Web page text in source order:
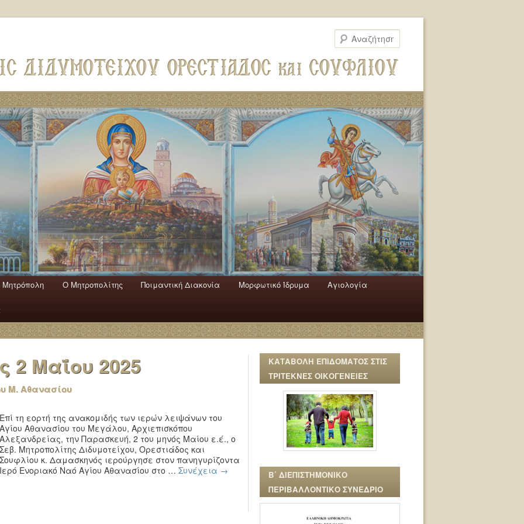
Mητρόπολη Ο Mητροπολίτης Ποιμαντική Διακονία Μορφωτικό Ίδρυμα Αγιολογία
2 Μαΐου 2025
Μ. Αθανασίου
Επί τη εορτή της ανακομιδής των ιερών λειψάνων του
Αγίου Αθανασίου του Μεγάλου, Αρχιεπισκόπου
Αλεξανδρείας, την Παρασκευή, 2 του μηνός Μαίου ε.έ., ο
Σεβ. Μητροπολίτης Διδυμοτείχου, Ορεστιάδος και
Σουφλίου κ. Δαμασκηνός ιερούργησε στον πανηγυρίζοντα
Ιερό Ενοριακό Ναό Αγίου Αθανασίου στο … Συνέχεια →
ΚΑΤΑΒΟΛΗ ΕΠΙΔΟΜΑΤΟΣ ΣΤΙΣ
ΤΡΙΤΕΚΝΕΣ ΟΙΚΟΓΕΝΕΙΕΣ
Β΄ ΔΙΕΠΙΣΤΗΜΟΝΙΚΟ
ΠΕΡΙΒΑΛΛΟΝΤΙΚΟ ΣΥΝΕΔΡΙΟ